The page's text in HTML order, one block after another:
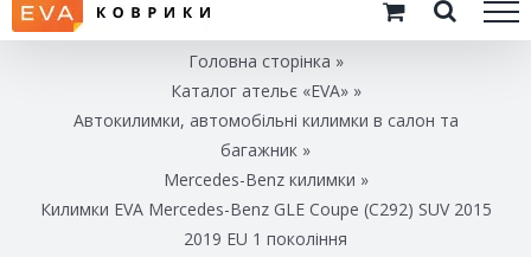
Головна сторінка »
Каталог ательє «EVA»»
Автокилимки, автомобільні килимки в салон та
багажник »
Mercedes-Benz килимки »
Килимки EVA Mercedes-Benz GLE Coupe (C292) SUV 2015
2019 EU 1 покоління